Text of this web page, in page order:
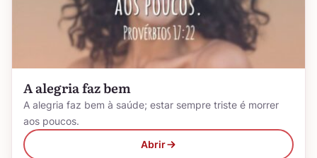
A alegria faz bem
A alegria faz bem à saúde; estar sempre triste é morrer
aos poucos.
Abrir